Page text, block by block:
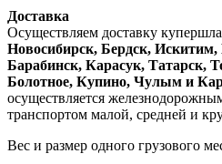
Доставка
Осуществляем доставку
Новосибирск, Бердск,
Барабинск, Карасук, Татарск,
Болотное, Купино, Чулым и
осуществляется
транспортом малой, средней и
Вес и размер одного грузового